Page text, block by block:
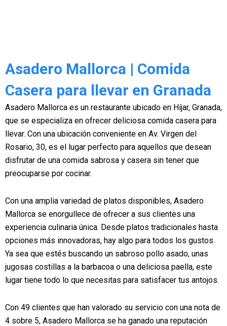
Asadero Mallorca | Comida
Casera para llevar en Granada
Asadero Mallorca es un restaurante ubicado en Híjar, Granada,
que se especializa en ofrecer deliciosa comida casera para
llevar. Con una ubicación conveniente en Av. Virgen del
Rosario, 30, es el lugar perfecto para aquellos que desean
disfrutar de una comida sabrosa y casera sin tener que
preocuparse por cocinar.
Con una amplia variedad de platos disponibles, Asadero
Mallorca se enorgullece de ofrecer a sus clientes una
experiencia culinaria única. Desde platos tradicionales hasta
opciones más innovadoras, hay algo para todos los gustos.
Ya sea que estés buscando un sabroso pollo asado, unas
jugosas costillas a la barbacoa o una deliciosa paella, este
lugar tiene todo lo que necesitas para satisfacer tus antojos.
Con 49 clientes que han valorado su servicio con una nota de
4 sobre 5, Asadero Mallorca se ha ganado una reputación